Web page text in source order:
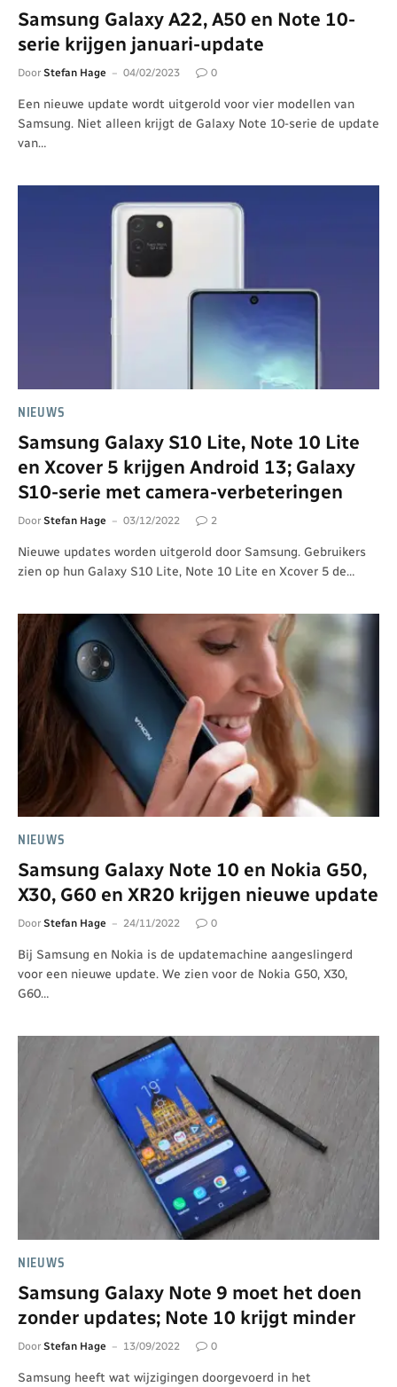
Samsung Galaxy A22, A50 en Note 10-
serie krijgen januari-update
Door Stefan Hage 04/02/2023 0
Een nieuwe update wordt uitgerold voor vier modellen van
Samsung. Niet alleen krijgt de Galaxy Note 10-serie de update
van…
NIEUWS
Samsung Galaxy S10 Lite, Note 10 Lite
en Xcover 5 krijgen Android 13; Galaxy
S10-serie met camera-verbeteringen
Door Stefan Hage 03/12/2022 2
Nieuwe updates worden uitgerold door Samsung. Gebruikers
zien op hun Galaxy S10 Lite, Note 10 Lite en Xcover 5 de…
NIEUWS
Samsung Galaxy Note 10 en Nokia G50,
X30, G60 en XR20 krijgen nieuwe update
Door Stefan Hage 24/11/2022 0
Bij Samsung en Nokia is de updatemachine aangeslingerd
voor een nieuwe update. We zien voor de Nokia G50, X30,
G60…
NIEUWS
Samsung Galaxy Note 9 moet het doen
zonder updates; Note 10 krijgt minder
Door Stefan Hage 13/09/2022 0
Samsung heeft wat wijzigingen doorgevoerd in het